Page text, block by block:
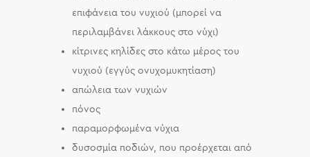
επιφάνεια του νυχιού (μπορεί να
περιλαμβάνει λάκκους στο νύχι)
κίτρινες κηλίδες στο κάτω μέρος του
νυχιού (εγγύς ονυχομυκητίαση)
απώλεια των νυχιών
πόνος
παραμορφωμένα νύχια
δυσοσμία ποδιών, που προέρχεται από